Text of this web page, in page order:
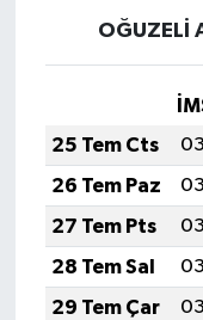
OĞUZELİ
25 Tem Cts
26 Tem Paz
27 Tem Pts
28 Tem Sal
29 Tem Çar